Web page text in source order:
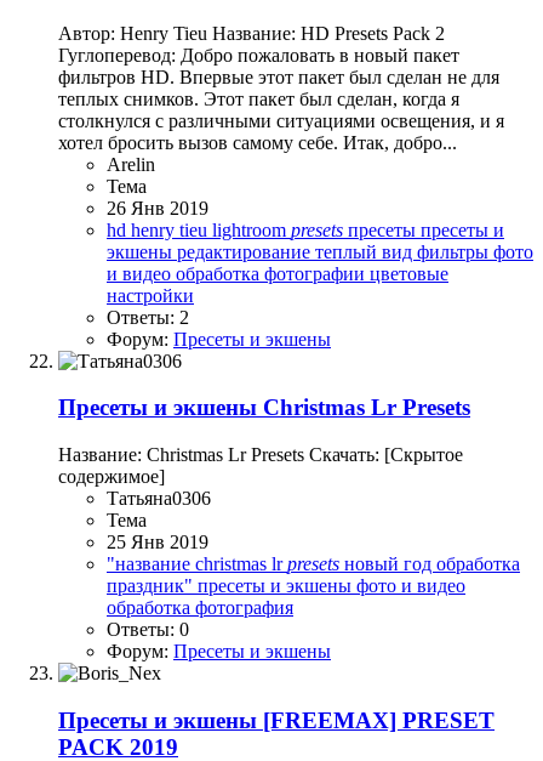
Автор: Henry Tieu Название: HD Presets Pack 2
Гуглоперевод: Добро пожаловать в новый пакет
фильтров HD. Впервые этот пакет был сделан не для
теплых снимков. Этот пакет был сделан, когда я
столкнулся с различными ситуациями освещения, и я
хотел бросить вызов самому себе. Итак, добро...
Arelin
Тема
26 Янв 2019
hd henry tieu lightroom presets пресеты пресеты и
экшены редактирование теплый вид фильтры фото
и видео обработка фотографии цветовые
настройки
Ответы: 2
Форум: Пресеты и экшены
Пресеты и экшены Christmas Lr Presets
Название: Christmas Lr Presets Скачать: [Скрытое
содержимое]
Татьяна0306
Тема
25 Янв 2019
"название christmas lrpresets новый год обработка
праздник" пресеты и экшены фото и видео
обработка фотография
Ответы: 0
Форум: Пресеты и экшены
Пресеты и экшены [FREEMAX] PRESET
PACK 2019